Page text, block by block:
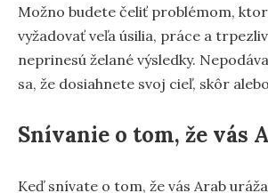
Možno budete čeliť problémom,
vyžadovať veľa úsilia, práce a
neprinesú želané výsledky.
sa, že dosiahnete svoj cieľ, skôr
Snívanie o tom, že vás
Keď snívate o tom, že vás Arab